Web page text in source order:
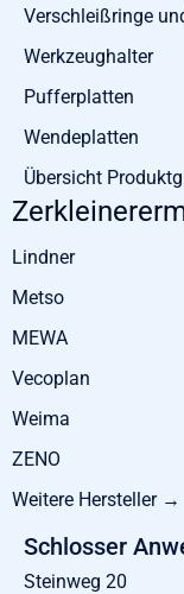
Verschleißringe
Werkzeughalter
Pufferplatten
Wendeplatten
Übersicht
Lindner
Metso
MEWA
Vecoplan
Weima
ZENO
Weitere Hersteller →
Schlosser
Steinweg 20